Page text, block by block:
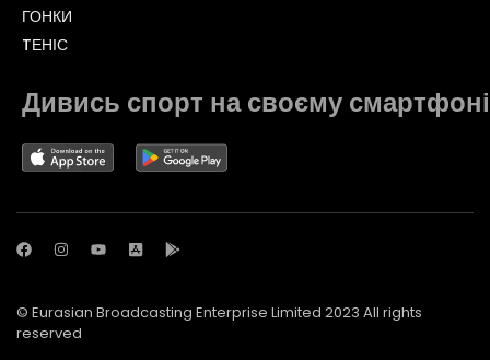
ГОНКИ
TЕНІС
Дивись спорт на своєму смартфоні
© Eurasian Broadcasting Enterprise Limited 2023 All rights
reserved